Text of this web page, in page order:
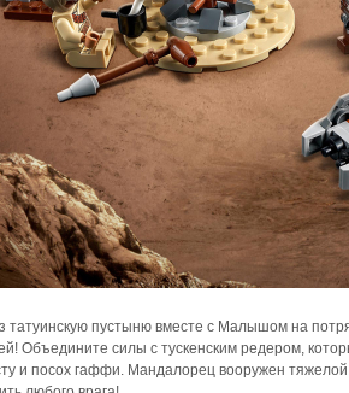
татуинскую пустыню вместе с Малышом на
Объедините силы с тускенским редером,
и посох гаффи. Мандалорец вооружен